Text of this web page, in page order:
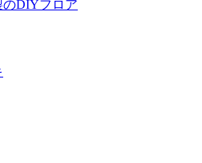
のDIYフロア